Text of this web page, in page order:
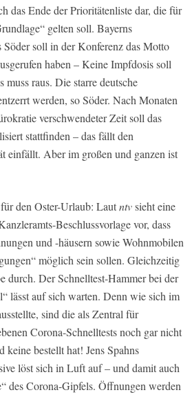
das Ende der Prioritätenliste dar, die für
gelten soll. Bayerns
soll in der Konferenz das Motto
haben – Keine Impfdosis soll
raus. Die starre deutsche
werden, so Söder. Nach Monaten
verschwendeter Zeit soll das
stattfinden – das fällt den
einfällt. Aber im großen und ganzen ist
den Oster-Urlaub: Lautntvsieht eine
Beschlussvorlage vor, dass
und -häusern sowie Wohnmobilen
möglich sein sollen. Gleichzeitig
durch. Der Schnelltest-Hammer bei der
lässt auf sich warten. Denn wie sich im
sind die als Zentral für
Corona-Schnelltests noch gar nicht
bestellt hat! Jens Spahns
löst sich in Luft auf – und damit auch
des Corona-Gipfels. Öffnungen werden